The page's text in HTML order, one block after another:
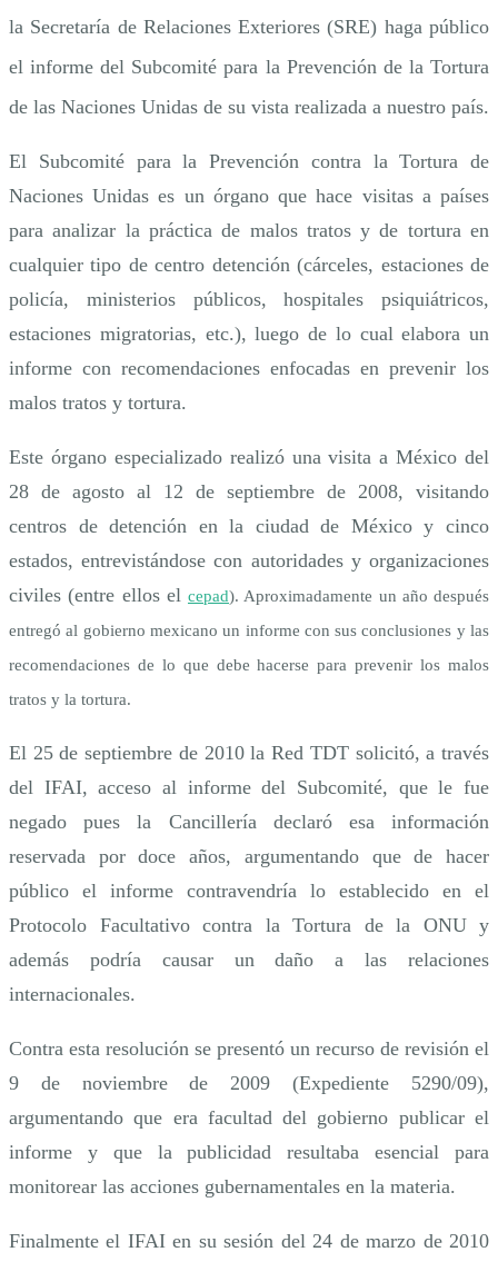
la
ONU
la Secretaría de Relaciones Exteriores (SRE) haga público
el informe del Subcomité para la Prevención de la Tortura
de las Naciones Unidas de su vista realizada a nuestro país.
El Subcomité para la Prevención contra la Tortura de
Naciones Unidas es un órgano que hace visitas a países
para analizar la práctica de malos tratos y de tortura en
cualquier tipo de centro detención (cárceles, estaciones de
policía, ministerios públicos, hospitales psiquiátricos,
estaciones migratorias, etc.), luego de lo cual elabora un
informe con recomendaciones enfocadas en prevenir los
malos tratos y tortura.
Este órgano especializado realizó una visita a México del
28 de agosto al 12 de septiembre de 2008, visitando
centros de detención en la ciudad de México y cinco
estados, entrevistándose con autoridades y organizaciones
civiles (entre ellos el cepad). Aproximadamente un año después
entregó al gobierno mexicano un informe con sus conclusiones y las
recomendaciones de lo que debe hacerse para prevenir los malos
tratos y la tortura.
El 25 de septiembre de 2010 la Red TDT solicitó, a través
del IFAI, acceso al informe del Subcomité, que le fue
negado pues la Cancillería declaró esa información
reservada por doce años, argumentando que de hacer
público el informe contravendría lo establecido en el
Protocolo Facultativo contra la Tortura de la ONU y
además podría causar un daño a las relaciones
internacionales.
Contra esta resolución se presentó un recurso de revisión el
9 de noviembre de 2009 (Expediente 5290/09),
argumentando que era facultad del gobierno publicar el
informe y que la publicidad resultaba esencial para
monitorear las acciones gubernamentales en la materia.
Finalmente el IFAI en su sesión del 24 de marzo de 2010